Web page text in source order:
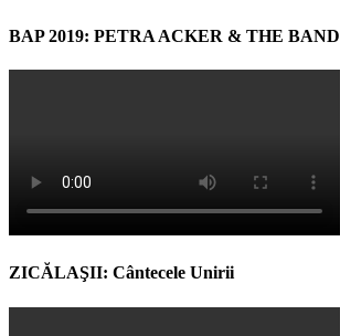
BAP 2019: PETRA ACKER & THE BAND
ZICĂLAŞII: Cântecele Unirii